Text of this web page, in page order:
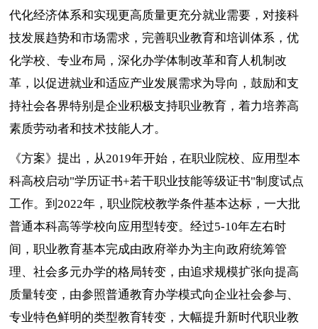
代化经济体系和实现更高质量更充分就业需要，对接科
技发展趋势和市场需求，完善职业教育和培训体系，优
化学校、专业布局，深化办学体制改革和育人机制改
革，以促进就业和适应产业发展需求为导向，鼓励和支
持社会各界特别是企业积极支持职业教育，着力培养高
素质劳动者和技术技能人才。
《方案》提出，从2019年开始，在职业院校、应用型本
科高校启动"学历证书+若干职业技能等级证书"制度试点
工作。到2022年，职业院校教学条件基本达标，一大批
普通本科高等学校向应用型转变。经过5-10年左右时
间，职业教育基本完成由政府举办为主向政府统筹管
理、社会多元办学的格局转变，由追求规模扩张向提高
质量转变，由参照普通教育办学模式向企业社会参与、
专业特色鲜明的类型教育转变，大幅提升新时代职业教